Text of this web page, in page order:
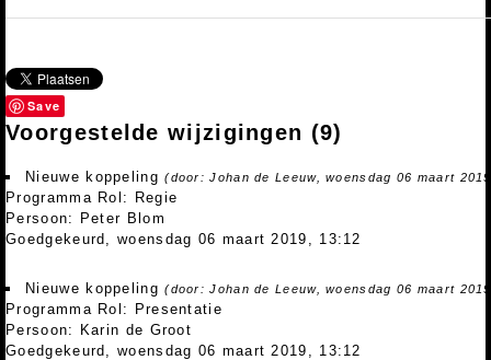
Save
Voorgestelde wijzigingen (9)
Nieuwe koppeling(door: Johan de Leeuw, woensdag 06 maart
Programma Rol: Regie
Persoon: Peter Blom
Goedgekeurd, woensdag 06 maart 2019, 13:12
Nieuwe koppeling(door: Johan de Leeuw, woensdag 06 maart
Programma Rol: Presentatie
Persoon: Karin de Groot
Goedgekeurd, woensdag 06 maart 2019, 13:12